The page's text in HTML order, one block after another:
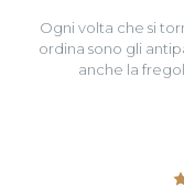
Ogni volta che si
ordina sono gli
anche la